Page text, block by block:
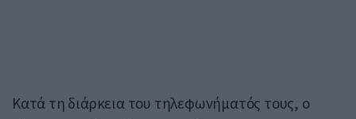
Κατά τη διάρκεια του τηλεφωνήματός τους, ο